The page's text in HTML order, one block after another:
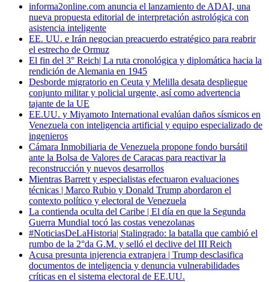
informa2online.com anuncia el lanzamiento de ADAI, una
nueva propuesta editorial de interpretación astrológica con
asistencia inteligente
EE. UU. e Irán negocian preacuerdo estratégico para reabrir
el estrecho de Ormuz
El fin del 3° Reich| La ruta cronológica y diplomática hacia la
rendición de Alemania en 1945
Desborde migratorio en Ceuta y Melilla desata despliegue
conjunto militar y policial urgente, así como advertencia
tajante de la UE
EE.UU. y Miyamoto International evalúan daños sísmicos en
Venezuela con inteligencia artificial y equipo especializado de
ingenieros
Cámara Inmobiliaria de Venezuela propone fondo bursátil
ante la Bolsa de Valores de Caracas para reactivar la
reconstrucción y nuevos desarrollos
Mientras Barrett y especialistas efectuaron evaluaciones
técnicas | Marco Rubio y Donald Trump abordaron el
contexto político y electoral de Venezuela
La contienda oculta del Caribe | El día en que la Segunda
Guerra Mundial tocó las costas venezolanas
#NoticiasDeLaHistoria| Stalingrado: la batalla que cambió el
rumbo de la 2°da G.M. y selló el declive del III Reich
Acusa presunta injerencia extranjera | Trump desclasifica
documentos de inteligencia y denuncia vulnerabilidades
críticas en el sistema electoral de EE.UU.